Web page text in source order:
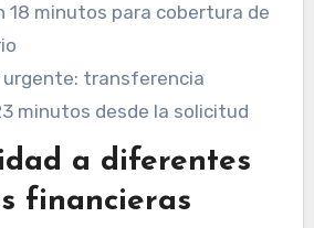
18 minutos para cobertura de
urgente: transferencia
minutos desde la solicitud
a diferentes
financieras